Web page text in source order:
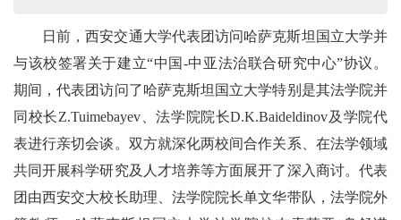
日前，西安交通大学代表团访问哈萨克斯坦国立大学并
与该校签署关于建立“中国-中亚法治联合研究中心”协议。
期间，代表团访问了哈萨克斯坦国立大学特别是其法学院并
同校长Z.Tuimebayev、法学院院长D.K.Baideldinov及学院代
表进行亲切会谈。双方就深化两校间合作关系、在法学领域
共同开展科学研究及人才培养等方面展开了深入商讨。代表
团由西安交大校长助理、法学院院长单文华带队，法学院外